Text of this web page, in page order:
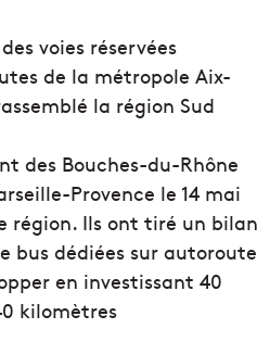
voies réservées
de la métropole Aix-
la région Sud
des Bouches-du-Rhône
Provence le 14 mai
région. Ils ont tiré un bilan
bus dédiées sur autoroute
en investissant 40
kilomètres